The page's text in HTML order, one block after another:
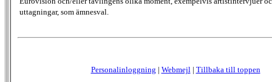
uttagningar, som ämnesval.
Personalinloggning | Webmejl | Tillbaka till toppen